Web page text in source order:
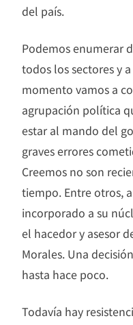
del país.
Podemos enumerar
todos los sectores y
momento vamos a
agrupación política
estar al mando del
graves errores
Creemos no son
tiempo. Entre otros,
incorporado a su
el hacedor y asesor
Morales. Una
hasta hace poco.
Todavía hay